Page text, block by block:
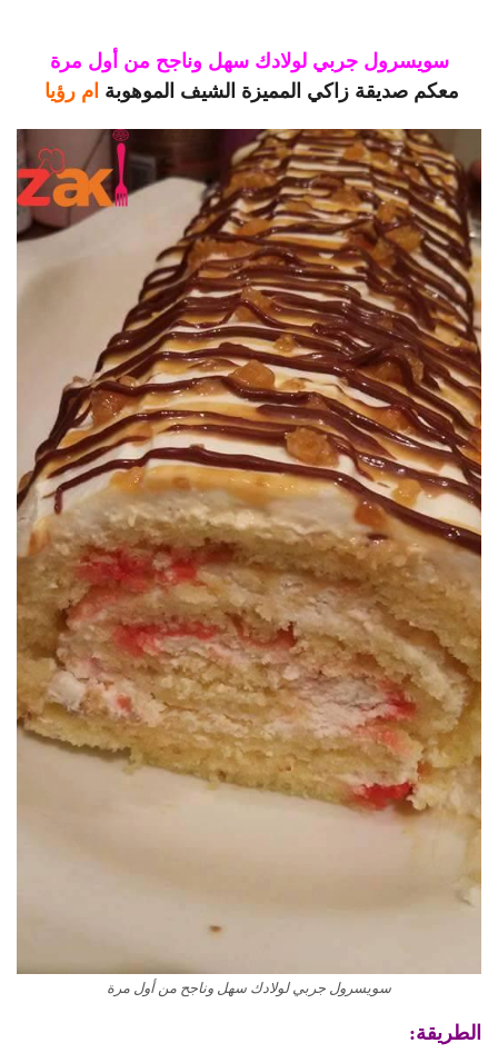
سويسرول جربي لولادك سهل وناجح من أول مرة
معكم صديقة زاكي المميزة الشيف الموهوبة ام رؤيا
سويسرول جربي لولادك سهل وناجح من أول مرة
الطريقة: